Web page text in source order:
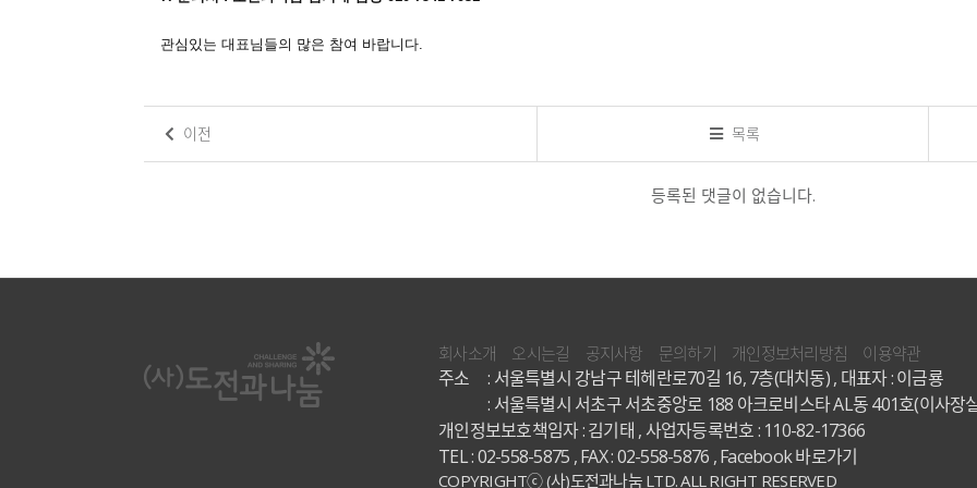
관심있는 대표님들의 많은 참여 바랍니다.
이전 목록
등록된 댓글이 없습니다.
회사소개 오시는길 공지사항 문의하기 개인정보처리방침 이용약관
주소
: 서울특별시 강남구 테헤란로70길 16, 7층(대치동) , 대표자 : 이금룡
: 서울특별시 서초구 서초중앙로 188 아크로비스타 AL동 401호(이사장
개인정보보호책임자 : 김기태 , 사업자등록번호 : 110-82-17366
TEL : 02-558-5875 , FAX : 02-558-5876 ,Facebook 바로가기
COPYRIGHTⓒ (사)도전과나눔 LTD. ALL RIGHT RESERVED